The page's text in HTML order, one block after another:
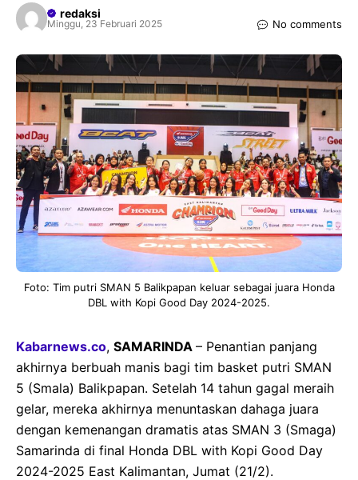
redaksi
Minggu, 23 Februari 2025 No comments
Foto: Tim putri SMAN 5 Balikpapan keluar sebagai juara Honda
DBL with Kopi Good Day 2024-2025.
Kabarnews.co, SAMARINDA – Penantian panjang
akhirnya berbuah manis bagi tim basket putri SMAN
5 (Smala) Balikpapan. Setelah 14 tahun gagal meraih
gelar, mereka akhirnya menuntaskan dahaga juara
dengan kemenangan dramatis atas SMAN 3 (Smaga)
Samarinda di final Honda DBL with Kopi Good Day
2024-2025 East Kalimantan, Jumat (21/2).